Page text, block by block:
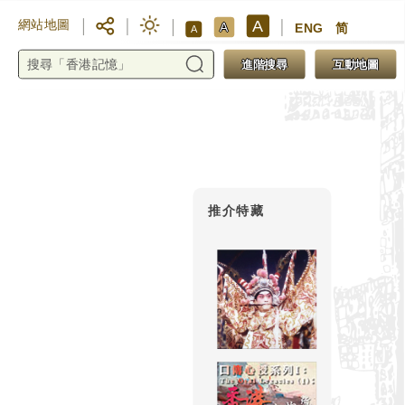
網站地圖 A A A ENG 简
進階搜尋 互動地圖
推介特藏